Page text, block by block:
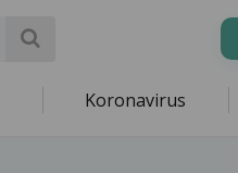
Koronavirus